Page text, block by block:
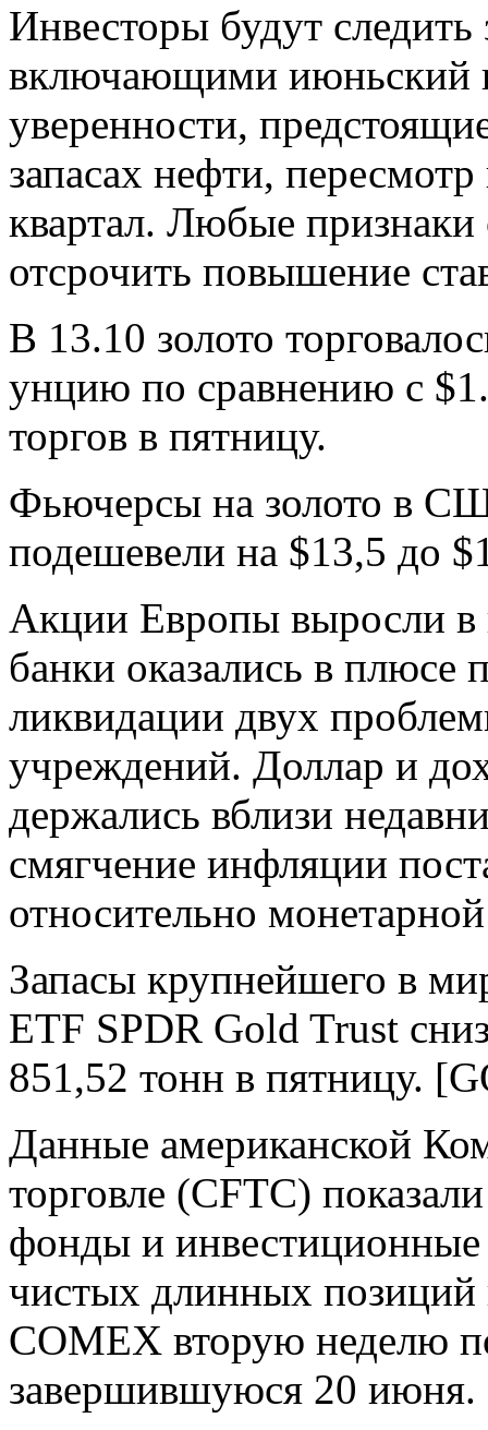
Инвесторы будут
включающими июньский
уверенности,
запасах нефти,
квартал. Любые
отсрочить повышение
В 13.10 золото
унцию по сравнению с
торгов в пятницу.
Фьючерсы на золото в
подешевели на $13,5 до
Акции Европы выросли в
банки оказались в плюсе
ликвидации двух
учреждений. Доллар и
держались вблизи
смягчение инфляции
относительно
Запасы крупнейшего в
ETF SPDR Gold Trust
851,52 тонн в пятницу.
Данные американской
торговле (CFTC)
фонды и
чистых длинных позиций
COMEX вторую неделю
завершившуюся 20 июня.